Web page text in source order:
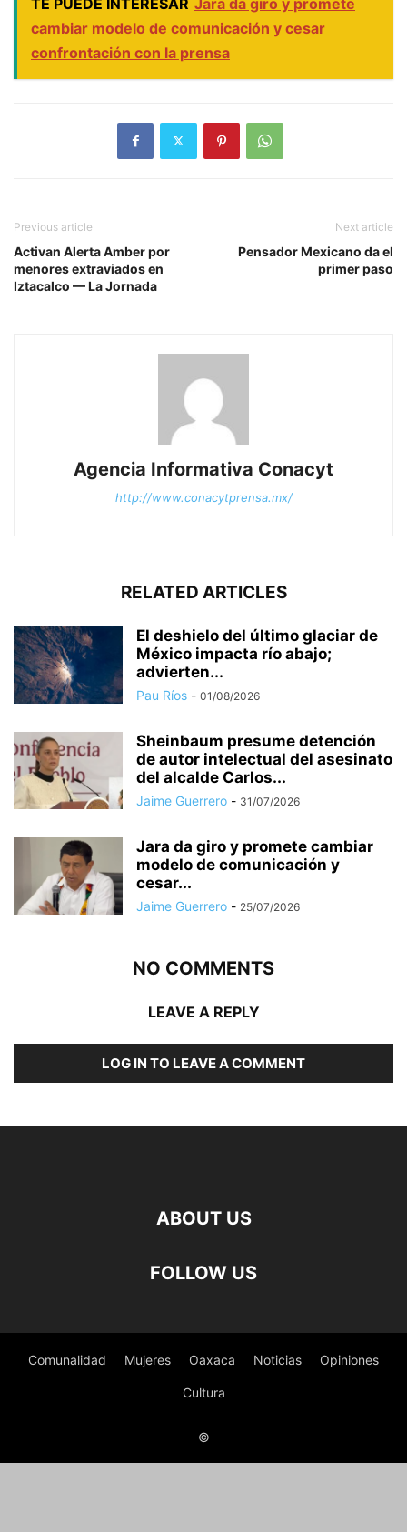
cambiar modelo de comunicación y cesar
confrontación con la prensa
Previous article
Activan Alerta Amber por
menores extraviados en
Iztacalco — La Jornada
Next article
Pensador Mexicano da el
primer paso
Agencia Informativa Conacyt
http://www.conacytprensa.mx/
RELATED ARTICLES
El deshielo del último glaciar de
México impacta río abajo;
advierten...
Pau Ríos - 01/08/2026
Sheinbaum presume detención
de autor intelectual del asesinato
del alcalde Carlos...
Jaime Guerrero - 31/07/2026
Jara da giro y promete cambiar
modelo de comunicación y
cesar...
Jaime Guerrero - 25/07/2026
NO COMMENTS
LEAVE A REPLY
LOG IN TO LEAVE A COMMENT
ABOUT US
FOLLOW US
Comunalidad Mujeres Oaxaca Noticias Opiniones
Cultura
©